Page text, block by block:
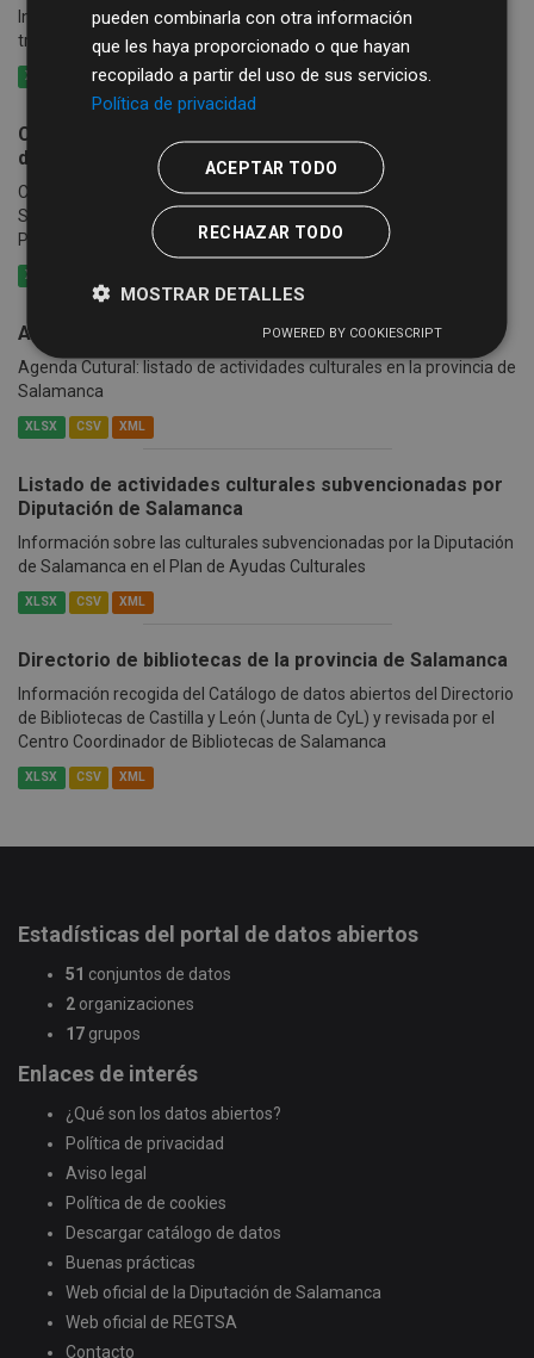
Información sobre grupos, artistas, empresas..., que se ofertan a
través de la Guía de Recursos Culturales
XLSX CSV XML
Catálogo de publicaciones de la Diputación Provincial
de Salamanca
Catálogo de las publicaciones de la Diputación Provincial de
Salamanca, que incluye las ediciones de la Sección de
Publicaciones de Diputación y las del Instituto de las...
XLSX
Actividades culturales en la provincia
Agenda Cutural: listado de actividades culturales en la provincia de
Salamanca
XLSX CSV XML
Listado de actividades culturales subvencionadas por
Diputación de Salamanca
Información sobre las culturales subvencionadas por la Diputación
de Salamanca en el Plan de Ayudas Culturales
XLSX CSV XML
Directorio de bibliotecas de la provincia de Salamanca
Información recogida del Catálogo de datos abiertos del Directorio
de Bibliotecas de Castilla y León (Junta de CyL) y revisada por el
Centro Coordinador de Bibliotecas de Salamanca
XLSX CSV XML
Estadísticas del portal de datos abiertos
51 conjuntos de datos
2 organizaciones
17 grupos
Enlaces de interés
¿Qué son los datos abiertos?
Política de privacidad
Aviso legal
Política de de cookies
Descargar catálogo de datos
Buenas prácticas
Web oficial de la Diputación de Salamanca
Web oficial de REGTSA
Contacto
pueden combinarla con otra información
que les haya proporcionado o que hayan
recopilado a partir del uso de sus servicios.
Política de privacidad
ACEPTAR TODO
RECHAZAR TODO
MOSTRAR DETALLES
POWERED BY COOKIESCRIPT